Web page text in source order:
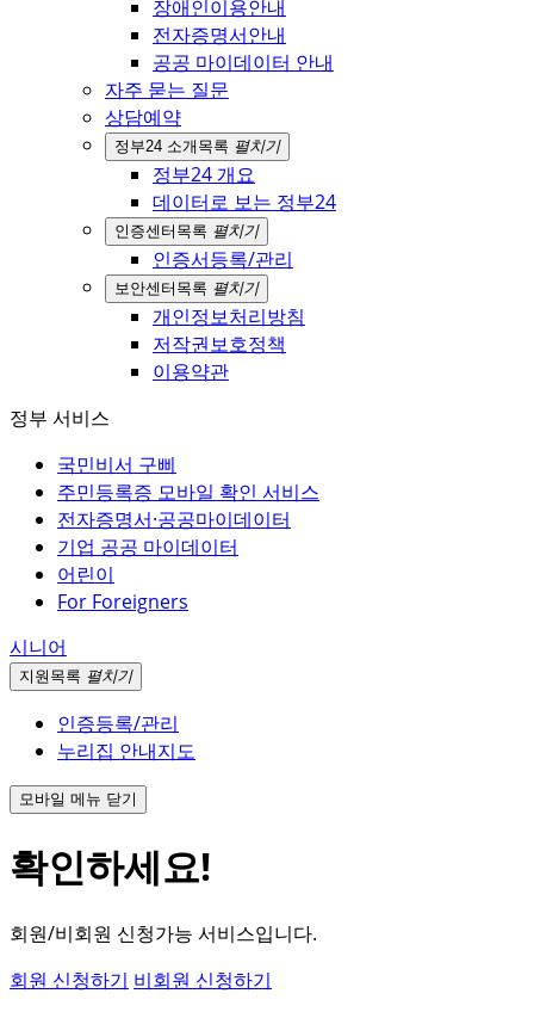
장애인이용안내
전자증명서안내
공공 마이데이터 안내
자주 묻는 질문
상담예약
정부24 소개 목록 펼치기
정부24 개요
데이터로 보는 정부24
인증센터 목록 펼치기
인증서등록/관리
보안센터 목록 펼치기
개인정보처리방침
저작권보호정책
이용약관
정부 서비스
국민비서 구삐
주민등록증 모바일 확인 서비스
전자증명서·공공마이데이터
기업 공공 마이데이터
어린이
For Foreigners
시니어
지원 목록 펼치기
인증등록/관리
누리집 안내지도
모바일 메뉴 닫기
확인하세요!
회원/비회원 신청가능 서비스입니다.
회원 신청하기 비회원 신청하기